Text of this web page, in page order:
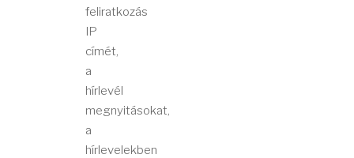
feliratkozás
IP
címét,
a
hírlevél
megnyitásokat,
a
hírlevelekben